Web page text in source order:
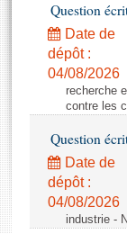
Projets de loi
Propositions de
Amendements
Textes adoptés
Rapports
Rapports sur
Baromètre de
Histoire
Juniors
Anciennes
Contacts et
Photos
Question
Date de
dépôt :
04/08/2026
recherche
contre les
Question
Date de
dépôt :
04/08/2026
industrie -